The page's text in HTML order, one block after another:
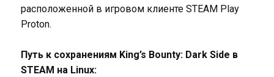
расположенной в игровом клиенте STEAM Play
Proton.
Путь к сохранениям King’s Bounty: Dark Side в
STEAM на Linux: